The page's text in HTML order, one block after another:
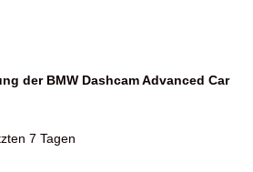
der BMW Dashcam Advanced Car
7 Tagen